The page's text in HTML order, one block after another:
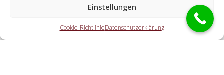
Einstellungen
Cookie-RichtlinieDatenschutzerklärung
Die Kooperationspartner übernehmen alle Aufgaben,
welche Sie von einem Schlüssel-Notdienst erwarten. Hierzu